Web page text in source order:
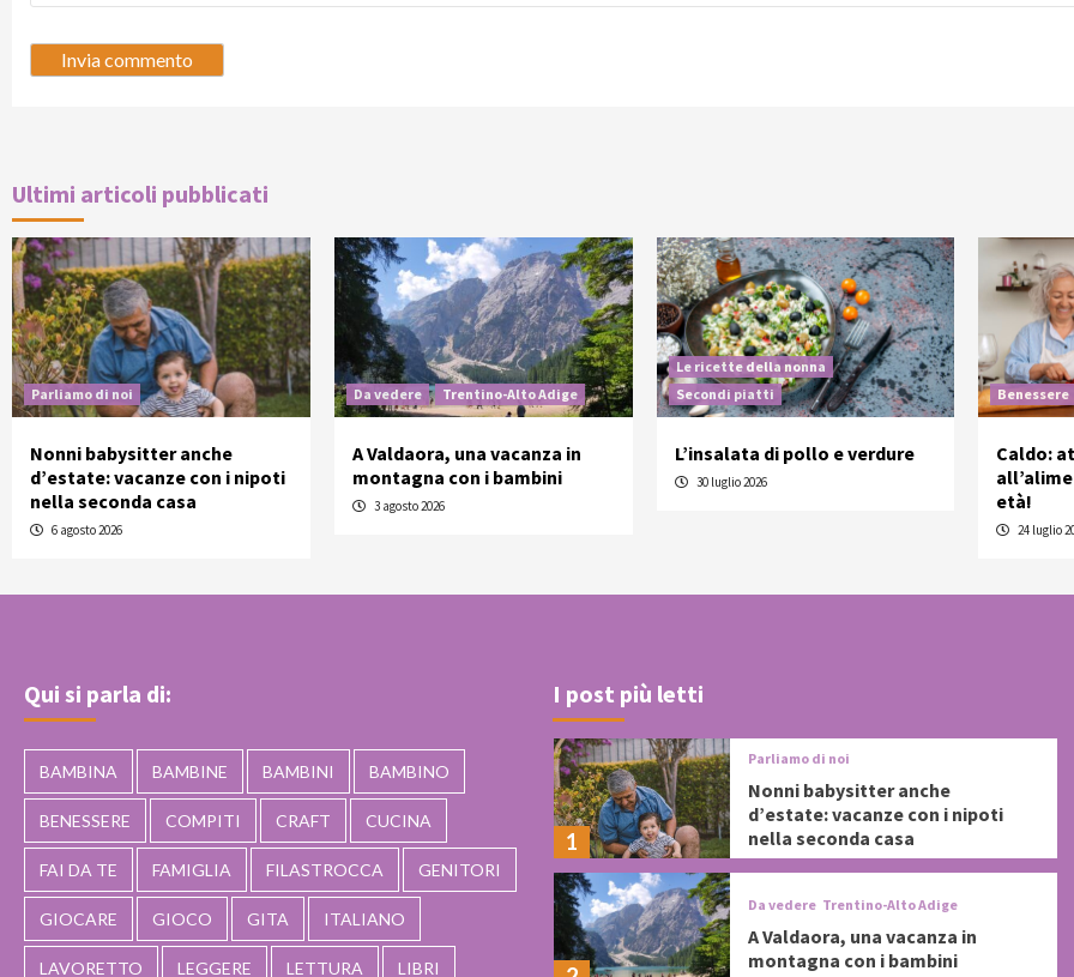
Ultimi articoli pubblicati
Parliamo di noi
Nonni babysitter anche
d’estate: vacanze con i nipoti
nella seconda casa
6 agosto 2026
Da vedere Trentino-Alto Adige
A Valdaora, una vacanza in
montagna con i bambini
3 agosto 2026
Le ricette della nonna
Secondi piatti
L’insalata di pollo e verdure
30 luglio 2026
Benessere
Caldo:
età!
24 luglio
Qui si parla di:
BAMBINA BAMBINE BAMBINI BAMBINO
BENESSERE COMPITI CRAFT CUCINA
FAI DA TE FAMIGLIA FILASTROCCA GENITORI
GIOCARE GIOCO GITA ITALIANO
LAVORETTO LEGGERE LETTURA LIBRI
I post più letti
1
Parliamo di noi
Nonni babysitter anche
d’estate: vacanze con i nipoti
nella seconda casa
Da vedere Trentino-Alto Adige
A Valdaora, una vacanza in
montagna con i bambini